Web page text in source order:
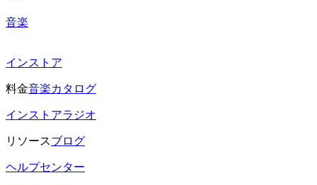
音楽
インストア
料金音楽カタログ
インストアラジオ
リソースブログ
ヘルプセンター